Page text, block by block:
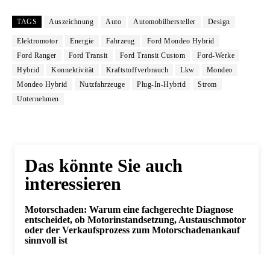
TAGS Auszeichnung Auto Automobilhersteller Design
Elektromotor Energie Fahrzeug
Ford Mondeo Hybrid
Ford Ranger
Ford Transit Ford Transit Custom
Ford-Werke
Hybrid
Konnektivität Kraftstoffverbrauch Lkw
Mondeo
Mondeo Hybrid
Nutzfahrzeuge Plug-In-Hybrid
Strom
Unternehmen
Das könnte Sie auch
interessieren
Motorschaden: Warum eine fachgerechte Diagnose
entscheidet, ob Motorinstandsetzung, Austauschmotor
oder der Verkaufsprozess zum Motorschadenankauf
sinnvoll ist